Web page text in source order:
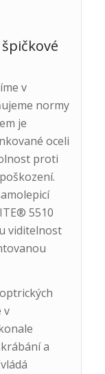
v
normy
je
oceli
proti
5510
viditelnost
v
a